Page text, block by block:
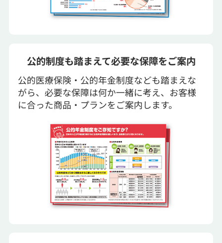
公的医療保険・公的年金制度なども踏まえな
がら、必要な保障は何か一緒に考え、お客様
に合った商品・プランをご案内します。
公的制度も踏まえて必要な保障をご案内